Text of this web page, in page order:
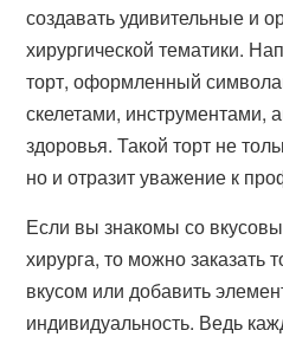
создавать удивительные и
хирургической тематики.
торт, оформленный
скелетами, инструментами,
здоровья. Такой торт не
но и отразит уважение к
Если вы знакомы со
хирурга, то можно заказать
вкусом или добавить
индивидуальность. Ведь